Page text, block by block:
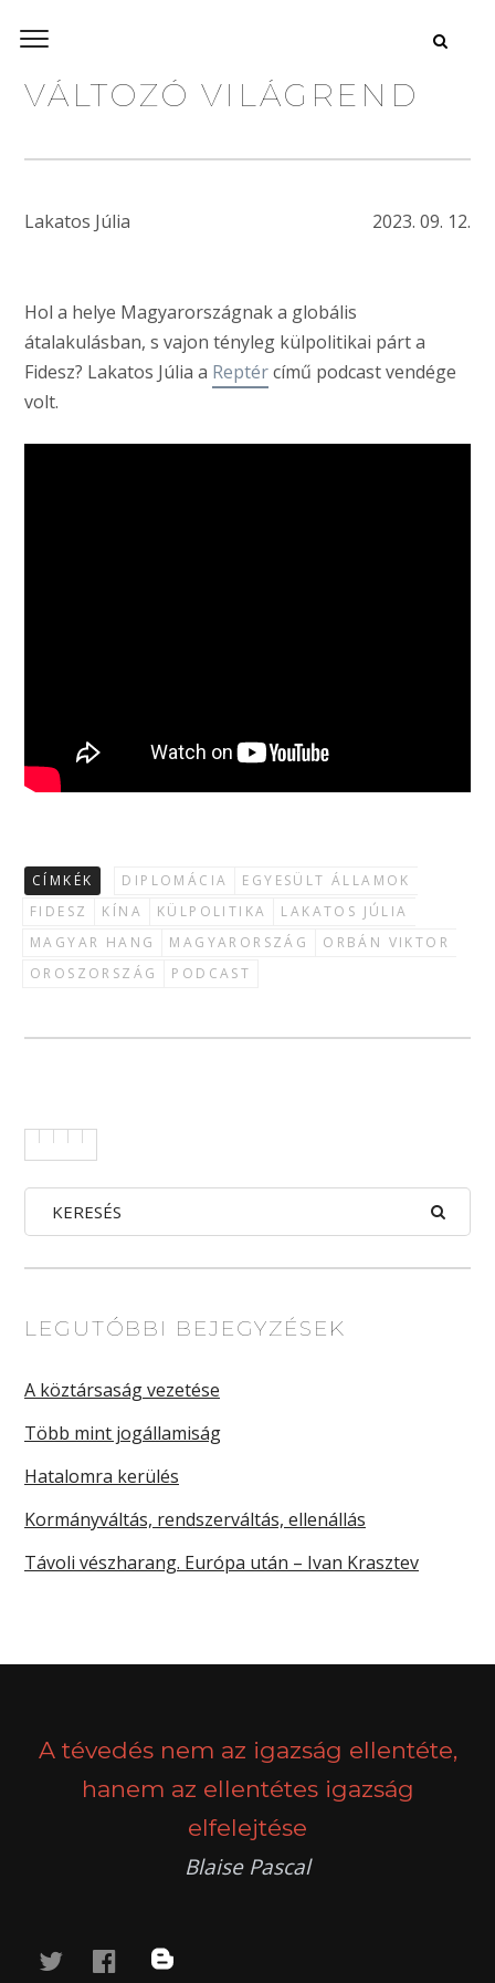
VÁLTOZÓ VILÁGREND
Lakatos Júlia 2023. 09. 12.
Hol a helye Magyarországnak a globális
átalakulásban, s vajon tényleg külpolitikai párt a
Fidesz? Lakatos Júlia a Reptércímű podcast vendége
volt.
CÍMKÉK DIPLOMÁCIA
EGYESÜLT ÁLLAMOK
FIDESZ
KÍNA KÜLPOLITIKA
LAKATOS JÚLIA
MAGYAR HANG
MAGYARORSZÁG
ORBÁN VIKTOR
OROSZORSZÁG
PODCAST
LEGUTÓBBI BEJEGYZÉSEK
A köztársaság vezetése
Több mint jogállamiság
Hatalomra kerülés
Kormányváltás, rendszerváltás, ellenállás
Távoli vészharang. Európa után – Ivan Krasztev
A tévedés nem az igazság ellentéte,
hanem az ellentétes igazság
elfelejtése
Blaise Pascal
twitterfacebook
blog